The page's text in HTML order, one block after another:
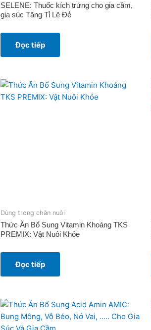
SELENE: Thuốc kích trứng cho gia cầm,
gia súc Tăng Tỉ Lệ Đẻ
Đọc tiếp
Dùng trong chăn nuôi
Thức Ăn Bổ Sung Vitamin Khoáng TKS
PREMIX: Vật Nuôi Khỏe
Đọc tiếp